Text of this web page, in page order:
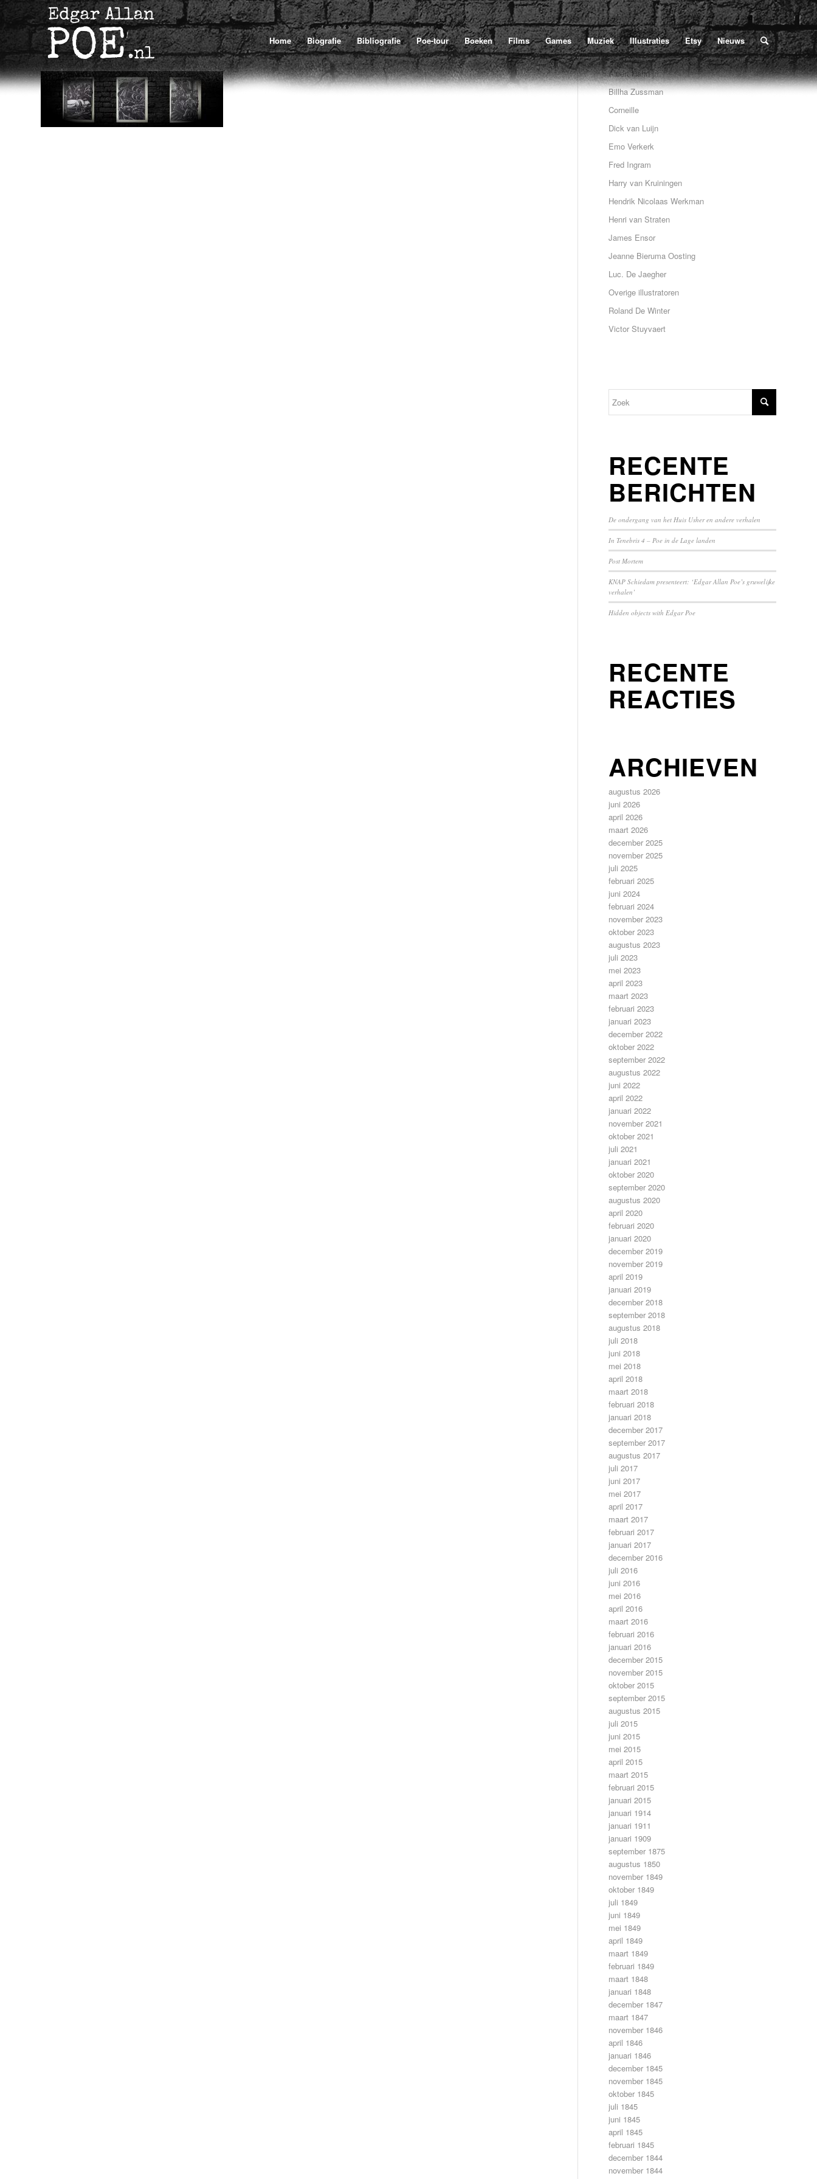
Home Biografie Bibliografie Poe-tour Boeken Films Games Muziek Illustraties Etsy Nieuws
U bevindt zich hier: Home / Poe / Illustraties / Dick van Luijn / header Luijn
Albert Hahn jr.
Billha Zussman
Corneille
Dick van Luijn
Emo Verkerk
Fred Ingram
Harry van Kruiningen
Hendrik Nicolaas Werkman
Henri van Straten
James Ensor
Jeanne Bieruma Oosting
Luc. De Jaegher
Overige illustratoren
Roland De Winter
Victor Stuyvaert
RECENTE
BERICHTEN
De ondergang van het Huis Usher en andere verhalen
In Tenebris 4 – Poe in de Lage landen
Post Mortem
KNAP Schiedam presenteert: ‘Edgar Allan Poe’s gruwelijke
verhalen’
Hidden objects with Edgar Poe
RECENTE
REACTIES
ARCHIEVEN
augustus 2026
juni 2026
april 2026
maart 2026
december 2025
november 2025
juli 2025
februari 2025
juni 2024
februari 2024
november 2023
oktober 2023
augustus 2023
juli 2023
mei 2023
april 2023
maart 2023
februari 2023
januari 2023
december 2022
oktober 2022
september 2022
augustus 2022
juni 2022
april 2022
januari 2022
november 2021
oktober 2021
juli 2021
januari 2021
oktober 2020
september 2020
augustus 2020
april 2020
februari 2020
januari 2020
december 2019
november 2019
april 2019
januari 2019
december 2018
september 2018
augustus 2018
juli 2018
juni 2018
mei 2018
april 2018
maart 2018
februari 2018
januari 2018
december 2017
september 2017
augustus 2017
juli 2017
juni 2017
mei 2017
april 2017
maart 2017
februari 2017
januari 2017
december 2016
juli 2016
juni 2016
mei 2016
april 2016
maart 2016
februari 2016
januari 2016
december 2015
november 2015
oktober 2015
september 2015
augustus 2015
juli 2015
juni 2015
mei 2015
april 2015
maart 2015
februari 2015
januari 2015
januari 1914
januari 1911
januari 1909
september 1875
augustus 1850
november 1849
oktober 1849
juli 1849
juni 1849
mei 1849
april 1849
maart 1849
februari 1849
maart 1848
januari 1848
december 1847
maart 1847
november 1846
april 1846
januari 1846
december 1845
november 1845
oktober 1845
juli 1845
juni 1845
april 1845
februari 1845
december 1844
november 1844